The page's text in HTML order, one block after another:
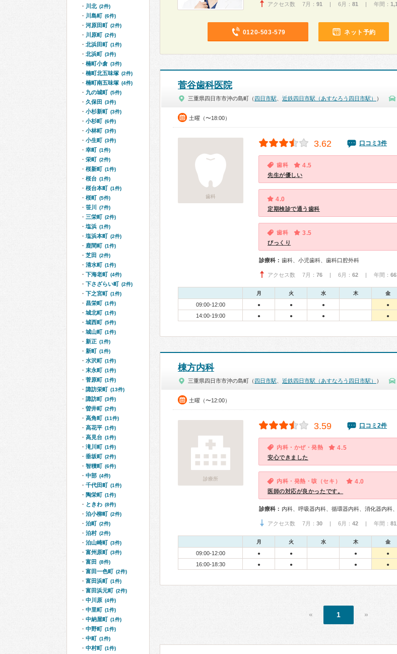
アクセス数 7月： 91 | 6月： 81 | 年間：
0120-503-579 ネット予約
菅谷歯科医院
三重県四日市市沖の島町（ 四日市駅 近鉄四日市駅（あすなろう四日市駅） ）
土曜（〜18:00）
歯科
3.62 口コミ3件
歯科 4.5
先生が優しい
4.0
定期検診で通う歯科
歯科 3.5
びっくり
診療科： 歯科、小児歯科、歯科口腔外科
アクセス数 7月： 76 | 6月： 62 | 年間：
月 火 水 木 金
09:00-12:00 ● ● ● ●
14:00-19:00 ● ● ● ●
棟方内科
三重県四日市市沖の島町（ 四日市駅 近鉄四日市駅（あすなろう四日市駅） ）
土曜（〜12:00）
診療所
3.59 口コミ2件
内科・かぜ・発熱 4.5
安心できました
内科・発熱・咳（セキ） 4.0
医師の対応が良かったです。
診療科： 内科、呼吸器内科、循環器内科、消化器内科
アクセス数 7月： 30 | 6月： 42 | 年間：
月 火 水 木 金
09:00-12:00 ● ● ● ●
16:00-18:30 ● ● ● ●
« 1 »
川北 (2件)
川島町 (6件)
河原田町 (2件)
川原町 (2件)
北浜田町 (1件)
北浜町 (3件)
楠町小倉 (3件)
楠町北五味塚 (2件)
楠町南五味塚 (4件)
九の城町 (5件)
久保田 (3件)
小杉新町 (3件)
小杉町 (6件)
小林町 (3件)
小生町 (3件)
幸町 (1件)
栄町 (2件)
桜新町 (1件)
桜台 (1件)
桜台本町 (1件)
桜町 (5件)
笹川 (7件)
三栄町 (2件)
塩浜 (1件)
塩浜本町 (2件)
鹿間町 (1件)
芝田 (2件)
清水町 (1件)
下海老町 (4件)
下さざらい町 (2件)
下之宮町 (1件)
昌栄町 (1件)
城北町 (1件)
城西町 (5件)
城山町 (1件)
新正 (1件)
新町 (1件)
水沢町 (1件)
末永町 (1件)
菅原町 (1件)
諏訪栄町 (13件)
諏訪町 (3件)
曽井町 (2件)
高角町 (11件)
高花平 (1件)
高見台 (1件)
滝川町 (1件)
垂坂町 (2件)
智積町 (6件)
中部 (4件)
千代田町 (1件)
陶栄町 (1件)
ときわ (8件)
泊小柳町 (2件)
泊町 (2件)
泊村 (2件)
泊山崎町 (3件)
富州原町 (3件)
富田 (8件)
富田一色町 (2件)
富田浜町 (1件)
富田浜元町 (2件)
中川原 (4件)
中里町 (1件)
中納屋町 (1件)
中野町 (1件)
中町 (1件)
中村町 (1件)